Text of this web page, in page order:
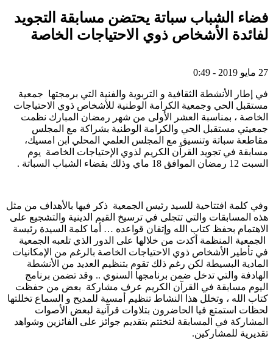
فضاء الشباب سباتة يحتضن مسابقة التجويد
لفائدة الأشخاص ذوي الاحتياجات الخاصة
27 مايو 2019 - 0:49
في إطار الأنشطة الثقافية و التربوية والفنية التي برمجتها جمعية
مستقبل الحي وجمعية الكرامة الوطنية للأشخاص ذوي الاحتياجات
الخاصة ، بمناسبة العشر الأولى من شهر رمضان المبارك نظمت
جمعيتي مستقبل الحي والكرامة الوطنية بشراكة مع المجلس
مقاطعة سباتة وتنسيق مع المجلس العلمي المحلي ابن امسيك،
مسابقة في تجويد القرآن الكريم لذوي الإحتياجات الخاصة يوم
السبت 12 رمضان الموافق 18 ماي وذلك بقضاء الشباب السباتة .
وفي كلمة افتتاحية للسيد رئيس الجمعية ذكر فيها بالأهداف من مثل
هذه المسابقات والتي تتجلى في ترسيخ القيم الدينية والتشجيع على
الاهتمام بحفظ كتاب الله وإتقان قواعده … أما كلمة السيدة رئيسة
الجمعية المنظمة أكدت من خلالها على الدور الذي تلعبه الجمعية
في تأطير الأشخاص ذوي الاحتياجات الخاصة بالرغم من الإمكانيات
المادية البسيطة لكن رغم ذلك تقوم بتنظيم العديد من الأنشطة
الهادفة والتي تدخل ضمن برنامجها السنوي .. وقد تضمن برنامج
اليوم مسابقة في القرآن الكريم عرف مشاركة بعض من حفظت
كتاب الله ، وتخلل هذا النشاط تنظيم أمسية للمديح و السماع تخللتها
لحظات استمتع فيا الحاضرون بتلاوات قرآنية لبعض الأصوات
المشاركة في المسابقة لتختتم بتقديم جوائز على الفائزين وشواهد
تقديرية للمشاركين.